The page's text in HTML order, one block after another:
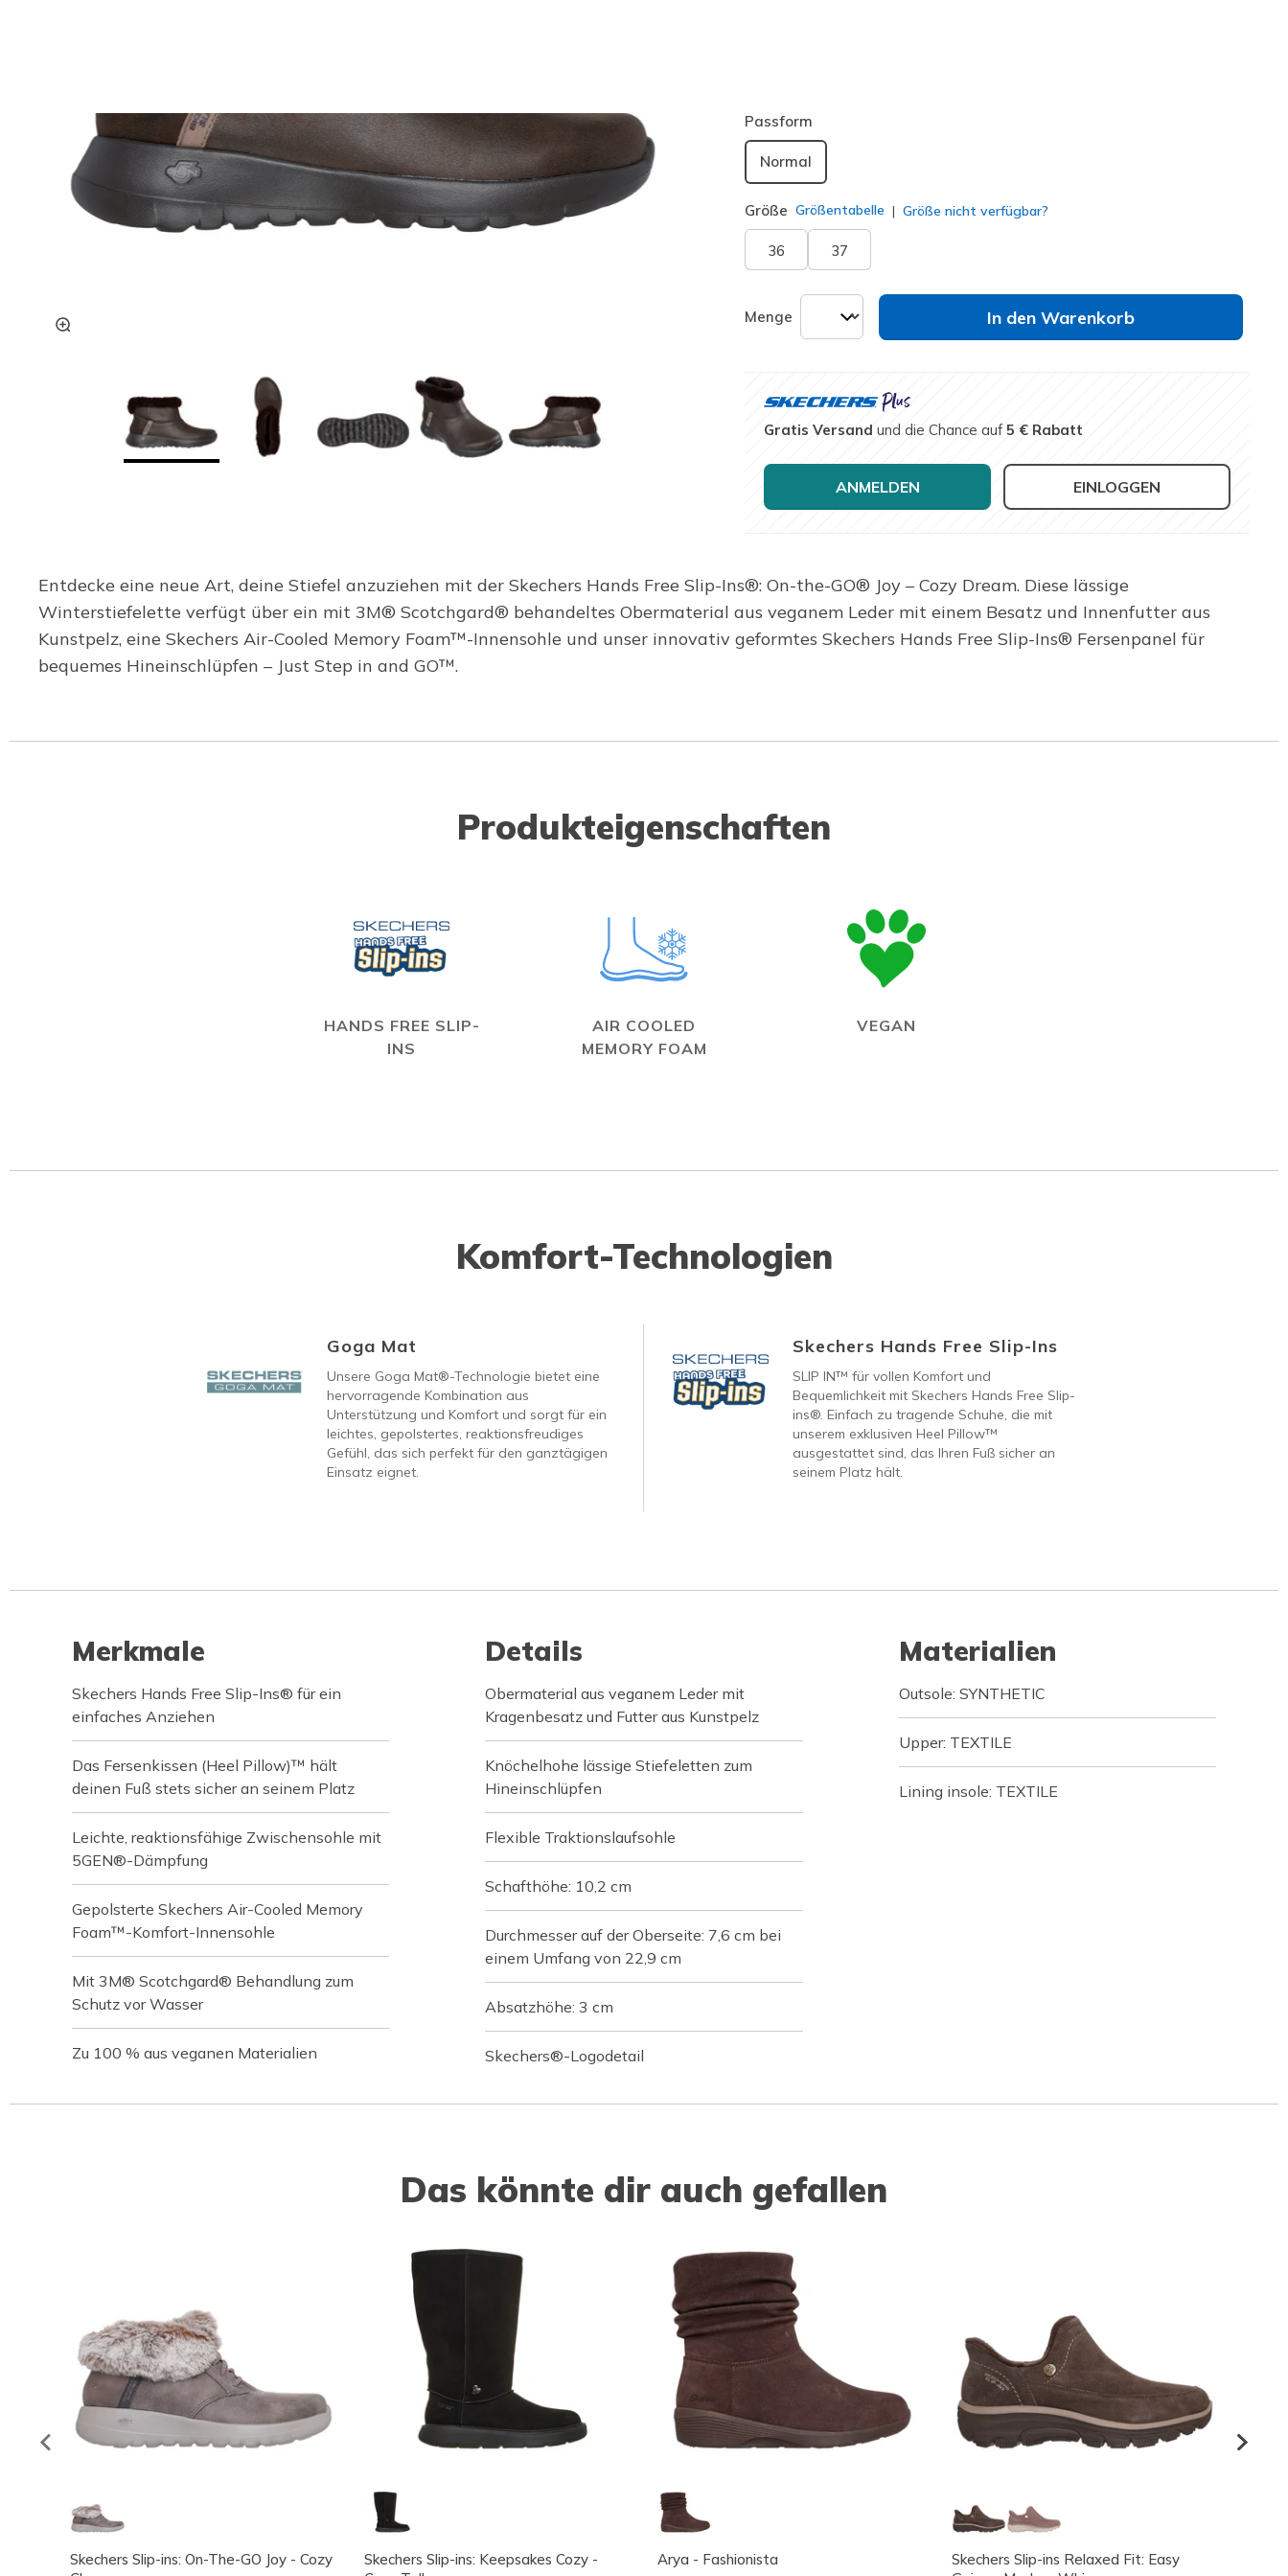
Passform
Normal
Größe Größentabelle Größe nicht verfügbar?
36 37
Menge In den Warenkorb
Gratis Versand und die Chance auf5 € Rabatt
ANMELDEN EINLOGGEN
Entdecke eine neue Art, deine Stiefel anzuziehen mit der Skechers Hands Free Slip-Ins®: On-the-GO® Joy – Cozy Dream. Diese lässige
Winterstiefelette verfügt über ein mit 3M® Scotchgard® behandeltes Obermaterial aus veganem Leder mit einem Besatz und Innenfutter aus
Kunstpelz, eine Skechers Air-Cooled Memory Foam™-Innensohle und unser innovativ geformtes Skechers Hands Free Slip-Ins® Fersenpanel für
bequemes Hineinschlüpfen – Just Step in and GO™.
Produkteigenschaften
HANDS FREE SLIP-
INS
AIR COOLED
MEMORY FOAM
VEGAN
Komfort-Technologien
Goga Mat
Unsere Goga Mat®-Technologie bietet eine
hervorragende Kombination aus
Unterstützung und Komfort und sorgt für ein
leichtes, gepolstertes, reaktionsfreudiges
Gefühl, das sich perfekt für den ganztägigen
Einsatz eignet.
Skechers Hands Free Slip-Ins
SLIP IN™ für vollen Komfort und
Bequemlichkeit mit Skechers Hands Free Slip-
ins®. Einfach zu tragende Schuhe, die mit
unserem exklusiven Heel Pillow™
ausgestattet sind, das Ihren Fuß sicher an
seinem Platz hält.
Merkmale
Skechers Hands Free Slip-Ins® für ein
einfaches Anziehen
Das Fersenkissen (Heel Pillow)™ hält
deinen Fuß stets sicher an seinem Platz
Leichte, reaktionsfähige Zwischensohle mit
5GEN®-Dämpfung
Gepolsterte Skechers Air-Cooled Memory
Foam™-Komfort-Innensohle
Mit 3M® Scotchgard® Behandlung zum
Schutz vor Wasser
Zu 100 % aus veganen Materialien
Details
Obermaterial aus veganem Leder mit
Kragenbesatz und Futter aus Kunstpelz
Knöchelhohe lässige Stiefeletten zum
Hineinschlüpfen
Flexible Traktionslaufsohle
Schafthöhe: 10,2 cm
Durchmesser auf der Oberseite: 7,6 cm bei
einem Umfang von 22,9 cm
Absatzhöhe: 3 cm
Skechers®-Logodetail
Materialien
Outsole: SYNTHETIC
Upper: TEXTILE
Lining insole: TEXTILE
Das könnte dir auch gefallen
Skechers Slip-ins: On-The-GO Joy - Cozy
Skechers Slip-ins: Keepsakes Cozy -
Arya - Fashionista
Skechers Slip-ins Relaxed Fit: Easy